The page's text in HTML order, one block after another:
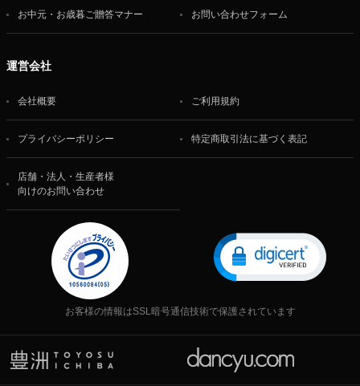
お中元・お歳暮ご贈答マナー お問い合わせフォーム
運営会社
会社概要 ご利用規約
プライバシーポリシー 特定商取引法に基づく表記
店舗・法人・生産者様
向けのお問い合わせ
お客様の情報はSSL暗号通信技術で保護されています